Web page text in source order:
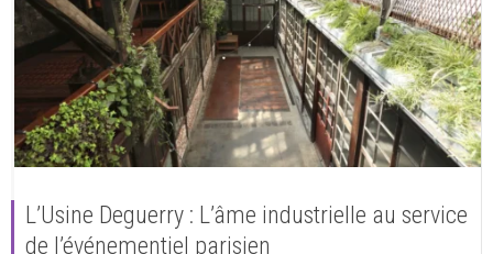
L’Usine Deguerry : L’âme industrielle au service
de l’événementiel parisien